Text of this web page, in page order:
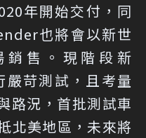
年開始交付，同
也將會以新世
售。現階段新
苛測試，且考量
路況，首批測試車
北美地區，未來將